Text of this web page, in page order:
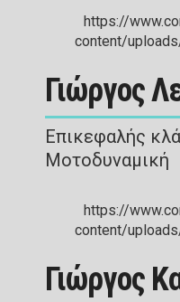
Γιώργος
Επικεφαλής
Moτοδυναμική
Γιώργος